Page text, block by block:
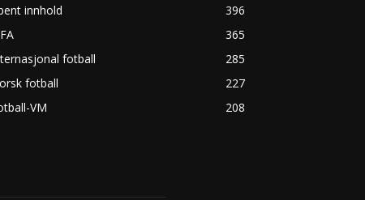
innhold
396
365
fotball
285
fotball
227
VM
208